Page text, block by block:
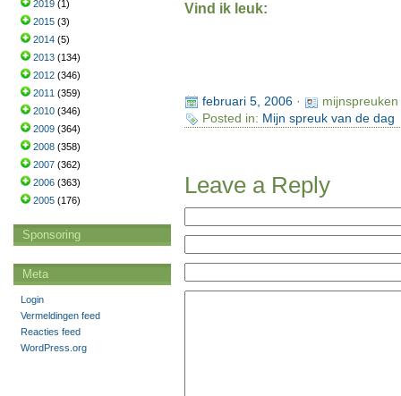
Vind ik leuk:
februari 5, 2006·
Posted in: Mijn spreuk van de dag
Leave a Reply
2019 (1)
2015 (3)
2014 (5)
2013 (134)
2012 (346)
2011 (359)
2010 (346)
2009 (364)
2008 (358)
2007 (362)
2006 (363)
2005 (176)
Sponsoring
Meta
Login
Vermeldingen feed
Reacties feed
WordPress.org